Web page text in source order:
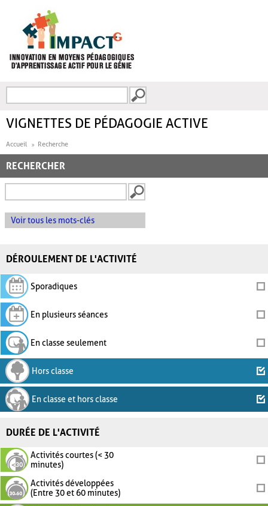
FORMULAIRE DE
VIGNETTES DE PÉDAGOGIE ACTIVE
Accueil Recherche
RECHERCHER
Voir tous les mots-clés
DÉROULEMENT DE L'ACTIVITÉ
Sporadiques
En plusieurs séances
En classe seulement
Hors classe
En classe et hors classe
DURÉE DE L'ACTIVITÉ
Activités courtes (< 30
minutes)
Activités développées
(Entre 30 et 60 minutes)